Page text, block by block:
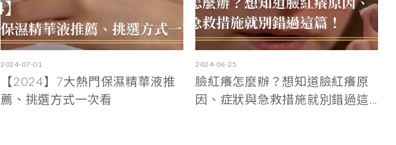
2024-07-01
【2024】7大熱門保濕精華液推
薦、挑選方式一次看
2024-06-25
臉紅癢怎麼辦？想知道臉紅癢原
因、症狀與急救措施就別錯過這...